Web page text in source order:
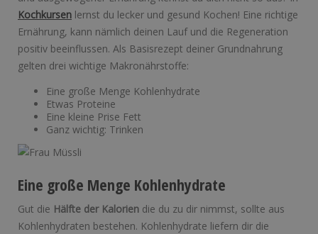
Kochkursen lernst du lecker und gesund Kochen! Eine richtige
Ernährung, kann nämlich deinen Lauf und die Regeneration
positiv beeinflussen. Als Basisrezept deiner Grundnahrung
gelten drei wichtige Makronährstoffe:
Eine große Menge Kohlenhydrate
Etwas Proteine
Eine kleine Prise Fett
Ganz wichtig: Trinken
Eine große Menge Kohlenhydrate
Gut die Hälfte der Kalorien die du zu dir nimmst, sollte aus
Kohlenhydraten bestehen. Kohlenhydrate liefern dir die